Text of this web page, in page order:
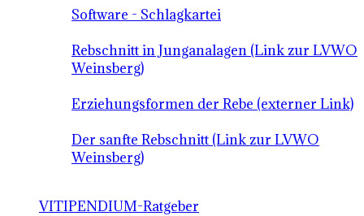
Software - Schlagkartei
Rebschnitt in Junganalagen (Link zur LVWO
Weinsberg)
Erziehungsformen der Rebe (externer Link)
Der sanfte Rebschnitt (Link zur LVWO
Weinsberg)
VITIPENDIUM-Ratgeber